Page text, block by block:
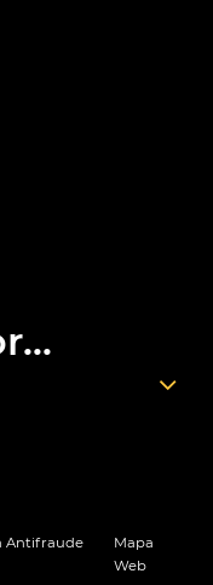
Antifraude
Mapa
Web